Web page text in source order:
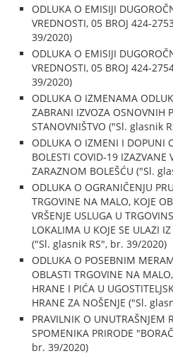
ODLUKA O EMISIJI
VREDNOSTI, 05 BROJ 424-
39/2020)
ODLUKA O EMISIJI
VREDNOSTI, 05 BROJ 424-
39/2020)
ODLUKA O IZMENAMA
ZABRANI IZVOZA OSNOVNIH
STANOVNIŠTVO ("Sl. glasnik
ODLUKA O IZMENI I DOPUNI
BOLESTI COVID-19 IZAZVANE
ZARAZNOM BOLEŠĆU ("Sl.
ODLUKA O OGRANIČENJU
TRGOVINE NA MALO, KOJE
VRŠENJE USLUGA U
LOKALIMA U KOJE SE ULAZI
("Sl. glasnik RS", br. 39/2020)
ODLUKA O POSEBNIM
OBLASTI TRGOVINE NA
HRANE I PIĆA U
HRANE ZA NOŠENJE ("Sl.
PRAVILNIK O UNUTRAŠNJEM
SPOMENIKA PRIRODE
br. 39/2020)